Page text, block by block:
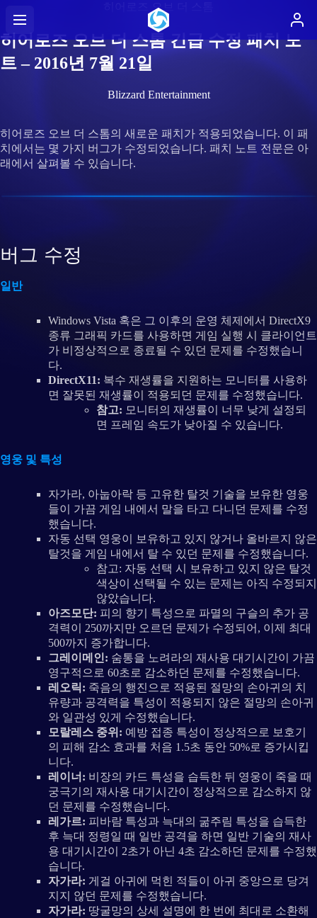
히어로즈 오브 더 스톰
히어로즈 오브 더 스톰 긴급 수정 패치 노
트 – 2016년 7월 21일
Blizzard Entertainment
히어로즈 오브 더 스톰의 새로운 패치가 적용되었습니다. 이 패
치에서는 몇 가지 버그가 수정되었습니다. 패치 노트 전문은 아
래에서 살펴볼 수 있습니다.
버그 수정
일반
Windows Vista 혹은 그 이후의 운영 체제에서 DirectX9
종류 그래픽 카드를 사용하면 게임 실행 시 클라이언트
가 비정상적으로 종료될 수 있던 문제를 수정했습니
다.
DirectX11: 복수 재생률을 지원하는 모니터를 사용하
면 잘못된 재생률이 적용되던 문제를 수정했습니다.
참고: 모니터의 재생률이 너무 낮게 설정되
면 프레임 속도가 낮아질 수 있습니다.
영웅 및 특성
자가라, 아눕아락 등 고유한 탈것 기술을 보유한 영웅
들이 가끔 게임 내에서 말을 타고 다니던 문제를 수정
했습니다.
자동 선택 영웅이 보유하고 있지 않거나 올바르지 않은
탈것을 게임 내에서 탈 수 있던 문제를 수정했습니다.
참고: 자동 선택 시 보유하고 있지 않은 탈것
색상이 선택될 수 있는 문제는 아직 수정되지
않았습니다.
아즈모단: 피의 향기 특성으로 파멸의 구슬의 추가 공
격력이 250까지만 오르던 문제가 수정되어, 이제 최대
500까지 증가합니다.
그레이메인: 숨통을 노려라의 재사용 대기시간이 가끔
영구적으로 60초로 감소하던 문제를 수정했습니다.
레오릭: 죽음의 행진으로 적용된 절망의 손아귀의 치
유량과 공격력을 특성이 적용되지 않은 절망의 손아귀
와 일관성 있게 수정했습니다.
모랄레스 중위: 예방 접종 특성이 정상적으로 보호기
의 피해 감소 효과를 처음 1.5초 동안 50%로 증가시킵
니다.
레이너: 비장의 카드 특성을 습득한 뒤 영웅이 죽을 때
궁극기의 재사용 대기시간이 정상적으로 감소하지 않
던 문제를 수정했습니다.
레가르: 피바람 특성과 늑대의 굶주림 특성을 습득한
후 늑대 정령일 때 일반 공격을 하면 일반 기술의 재사
용 대기시간이 2초가 아닌 4초 감소하던 문제를 수정했
습니다.
자가라: 게걸 아귀에 먹힌 적들이 아귀 중앙으로 당겨
지지 않던 문제를 수정했습니다.
자가라: 땅굴망의 상세 설명에 한 번에 최대로 소환해